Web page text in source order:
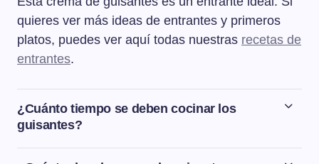
quieres ver más ideas de entrantes y primeros
platos, puedes ver aquí todas nuestras recetas de
entrantes.
¿Cuánto tiempo se deben cocinar los
guisantes?
Los guisantes frescos necesitarán entre 7-10 minutos,